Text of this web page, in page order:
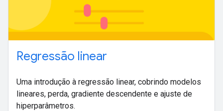
Regressão linear
Uma introdução à regressão linear, cobrindo modelos
lineares, perda, gradiente descendente e ajuste de
hiperparâmetros.